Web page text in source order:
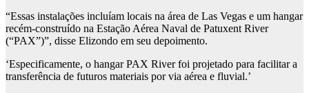
“Essas instalações incluíam locais na área de Las Vegas e um hangar
recém-construído na Estação Aérea Naval de Patuxent River
(“PAX”)”, disse Elizondo em seu depoimento.
‘Especificamente, o hangar PAX River foi projetado para facilitar a
transferência de futuros materiais por via aérea e fluvial.’